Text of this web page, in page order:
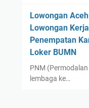
Lowongan
Lowongan
Penempatan
Loker BUMN
PNM
lembaga ke…